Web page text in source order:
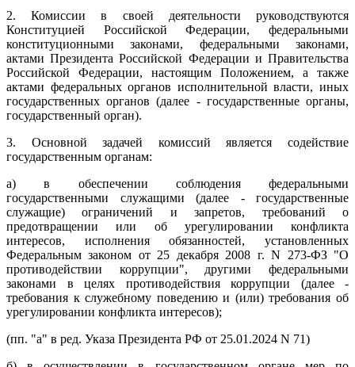
2. Комиссии в своей деятельности руководствуются
Конституцией Российской Федерации, федеральными
конституционными законами, федеральными законами,
актами Президента Российской Федерации и Правительства
Российской Федерации, настоящим Положением, а также
актами федеральных органов исполнительной власти, иных
государственных органов (далее - государственные органы,
государственный орган).
3. Основной задачей комиссий является содействие
государственным органам:
а) в обеспечении соблюдения федеральными
государственными служащими (далее - государственные
служащие) ограничений и запретов, требований о
предотвращении или об урегулировании конфликта
интересов, исполнения обязанностей, установленных
Федеральным законом от 25 декабря 2008 г. N 273-ФЗ "О
противодействии коррупции", другими федеральными
законами в целях противодействия коррупции (далее -
требования к служебному поведению и (или) требования об
урегулировании конфликта интересов);
(пп. "а" в ред. Указа Президента РФ от 25.01.2024 N 71)